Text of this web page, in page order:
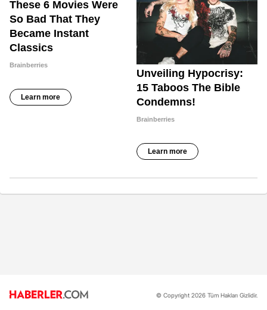
© Copyright 2026 Tüm Hakları Gizlidir.